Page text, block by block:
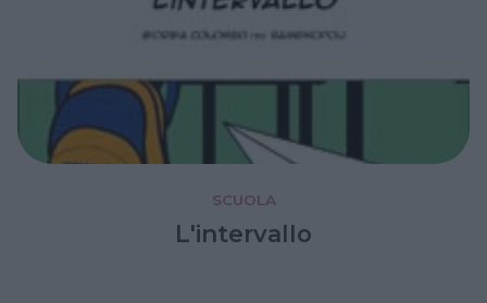
SCUOLA
L'intervallo